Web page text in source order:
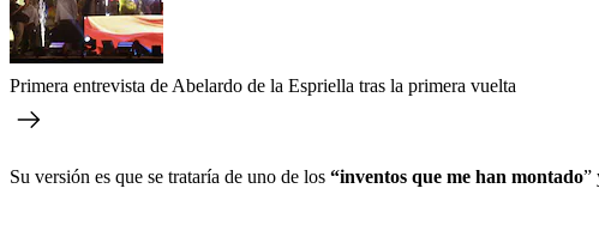
Primera entrevista de Abelardo de la Espriella tras la primera vuelta
Su versión es que se trataría de uno de los “inventos que me han montado”